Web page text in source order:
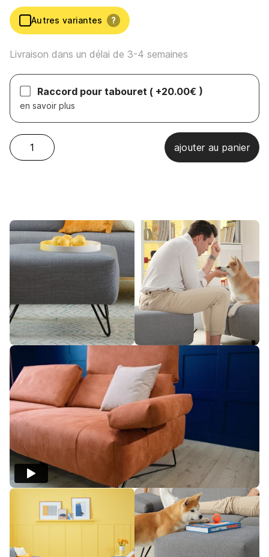
Autres variantes ?
Livraison dans un délai de 3-4 semaines
Raccord pour tabouret ( +20.00€ )
en savoir plus
Sensoo - Cosy2 pouf quantity
ajouter au panier